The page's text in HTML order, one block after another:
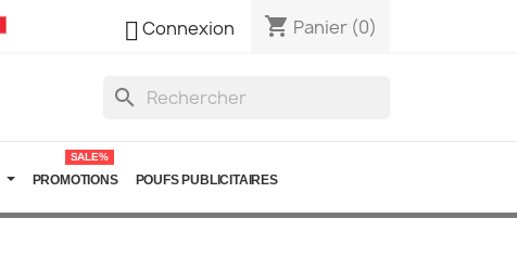
Connexion shopping_cart Panier (0)
search
PROMOTIONS
SALE%
POUFS PUBLICITAIRES